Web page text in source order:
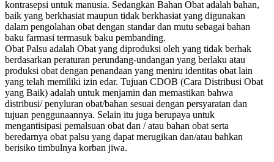
kontrasepsi untuk manusia. Sedangkan Bahan Obat adalah bahan,
baik yang berkhasiat maupun tidak berkhasiat yang digunakan
dalam pengolahan obat dengan standar dan mutu sebagai bahan
baku farmasi termasuk baku pembanding.
Obat Palsu adalah Obat yang diproduksi oleh yang tidak berhak
berdasarkan peraturan perundang-undangan yang berlaku atau
produksi obat dengan penandaan yang meniru identitas obat lain
yang telah memiliki izin edar. Tujuan CDOB (Cara Distribusi Obat
yang Baik) adalah untuk menjamin dan memastikan bahwa
distribusi/ penyluran obat/bahan sesuai dengan persyaratan dan
tujuan penggunaannya. Selain itu juga berupaya untuk
mengantisipasi pemalsuan obat dan / atau bahan obat serta
beredarnya obat palsu yang dapat merugikan dan/atau bahkan
berisiko timbulnya korban jiwa.